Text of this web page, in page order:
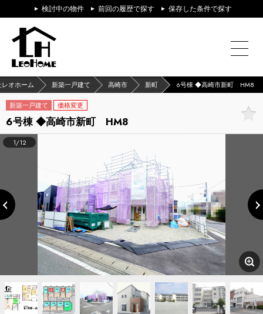
検討中の物件 前回の履歴で探す 保存した条件で探す
オホーム 新築一戸建て 高崎市 新町 6号棟 ◆高崎市新町 HM8
新築一戸建て 価格変更
6号棟 ◆高崎市新町 HM8
1/12